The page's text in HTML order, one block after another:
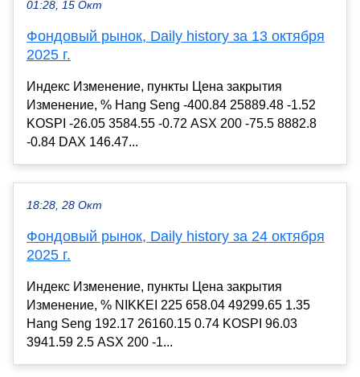
01:28, 15 Окт
Фондовый рынок, Daily history за 13 октября
2025 г.
Индекс Изменение, пункты Цена закрытия
Изменение, % Hang Seng -400.84 25889.48 -1.52
KOSPI -26.05 3584.55 -0.72 ASX 200 -75.5 8882.8
-0.84 DAX 146.47...
18:28, 28 Окт
Фондовый рынок, Daily history за 24 октября
2025 г.
Индекс Изменение, пункты Цена закрытия
Изменение, % NIKKEI 225 658.04 49299.65 1.35
Hang Seng 192.17 26160.15 0.74 KOSPI 96.03
3941.59 2.5 ASX 200 -1...